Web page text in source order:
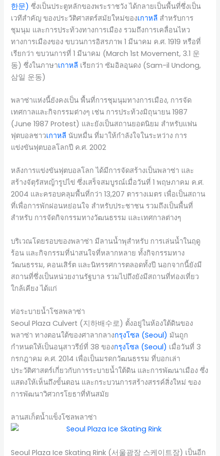
한문) ซึ่งเป็นประตูหลักของพระราชวัง ได้กลายเป็นพื้นที่ซึ่งเป็น
เวทีสำคัญ ของประวัติศาสตร์สมัยใหม่ของเกาหลี สำหรับการ
ชุมนุม และการประท้วงทางการเมือง รวมถึงการเคลื่อนไหว
ทางการเมืองของ ขบวนการอิสรภาพ 1 มีนาคม ค.ศ. 1919 หรือที่
เรียกว่า ขบวนการที่ 1 มีนาคม (March 1st Movement, 3.1 운
동) ซึ่งในภาษาเกาหลี เรียกว่า ซัมอิลอุนดง (Sam-il Undong,
삼일 운동)
พลาซ่าแห่งนี้ยังคงเป็น พื้นที่การชุมนุมทางการเมือง, การจัด
เทศกาลและกิจกรรมต่างๆ เช่น การประท้วงมิถุนายน 1987
(June 1987 Protest) และยังเป็นสถานยอดนิยม สำหรับแฟน
ฟุตบอลชาวเกาหลี นับหมื่น ที่มาให้กำลังใจในระหว่าง การ
แข่งขันฟุตบอลโลกปี ค.ศ. 2002
หลังการแข่งขันฟุตบอลโลก ได้มีการจัดสร้างเป็นพลาซ่า และ
สร้างจัตุรัสหญ้ารูปไข่ ซึ่งเสร็จสมบูรณ์เมื่อวันที่ 1 พฤษภาคม ค.ศ.
2004 และครอบคลุมพื้นที่กว่า 13,207 ตารางเมตร เพื่อเป็นสถาน
ที่เพื่อการพักผ่อนหย่อนใจ สำหรับประชาชน รวมถึงเป็นพื้นที่
สำหรับ การจัดกิจกรรมทางวัฒนธรรม และเทศกาลต่างๆ
บริเวณโดยรอบของพลาซ่า มีลานน้ำพุสำหรับ การเล่นน้ำในฤดู
ร้อน และกิจกรรมที่น่าสนใจที่หลากหลาย ทั้งกิจกรรมทาง
วัฒนธรรม, คอนเสิร์ต และนิทรรศการตลอดทั้งปี นอกจากนี้ยังมี
สถานที่ซึ่งเป็นหน่วยงานรัฐบาล รวมไปถึงยังมีสถานที่ท่องเที่ยว
ใกล้เคียง ได้แก่
ท่อระบายน้ำโซลพลาซ่า
Seoul Plaza Culvert (지하배수로) ตั้งอยู่ในห้องใต้ดินของ
พลาซ่า ทางตอนใต้ของศาลากลางกรุงโซล (Seoul) มันถูก
กำหนดให้เป็นอนุสาวรีย์ที่ 38 ของกรุงโซล (Seoul) เมื่อวันที่ 3
กรกฎาคม ค.ศ. 2014 เพื่อเป็นมรดกวัฒนธรรม ที่บอกเล่า
ประวัติศาสตร์เกี่ยวกับการระบายน้ำใต้ดิน และการพัฒนาเมือง ซึ่ง
แสดงให้เห็นถึงขั้นตอน และกระบวนการสร้างสรรค์สิ่งใหม่ ของ
การพัฒนาวิศวกรโยธาที่ทันสมัย
ลานสเก็ตน้ำแข็งโซลพลาซ่า
Seoul Plaza Ice Skating Rink (서울광장 스케이트장) เป็นอีก